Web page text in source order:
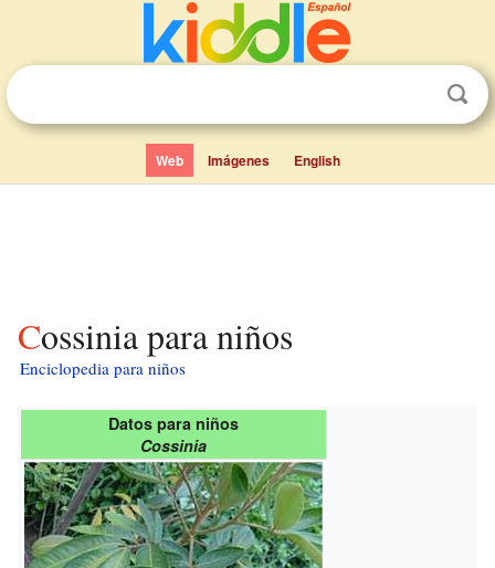
Web Imágenes English
Cossinia para niños
Enciclopedia para niños
Datos para niños
Cossinia